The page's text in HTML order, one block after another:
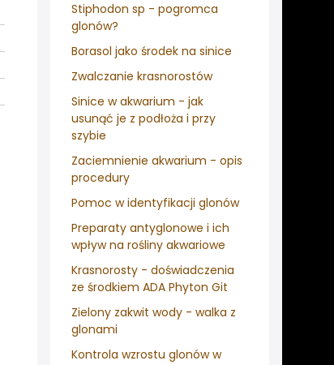
Stiphodon sp - pogromca
glonów?
Borasol jako środek na sinice
Zwalczanie krasnorostów
Sinice w akwarium - jak
usunąć je z podłoża i przy
szybie
Zaciemnienie akwarium - opis
procedury
Pomoc w identyfikacji glonów
Preparaty antyglonowe i ich
wpływ na rośliny akwariowe
Krasnorosty - doświadczenia
ze środkiem ADA Phyton Git
Zielony zakwit wody - walka z
glonami
Kontrola wzrostu glonów w